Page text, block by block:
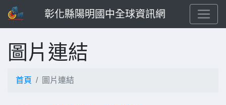
彰化縣陽明國中全球資訊網
圖片連結
首頁 圖片連結